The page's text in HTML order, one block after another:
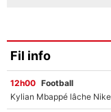
Fil info
12h00 Football